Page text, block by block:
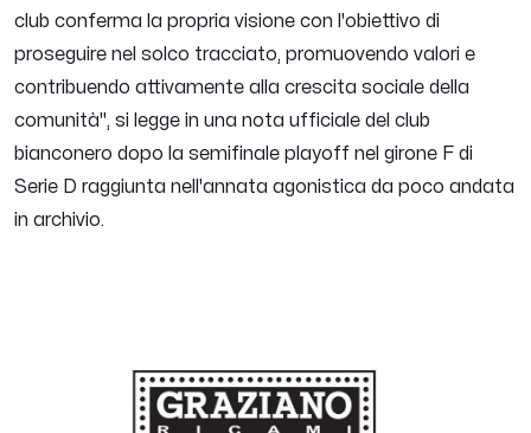
club conferma la propria visione con l'obiettivo di
proseguire nel solco tracciato, promuovendo valori e
contribuendo attivamente alla crescita sociale della
comunità", si legge in una nota ufficiale del club
bianconero dopo la semifinale playoff nel girone F di
Serie D raggiunta nell'annata agonistica da poco andata
in archivio.